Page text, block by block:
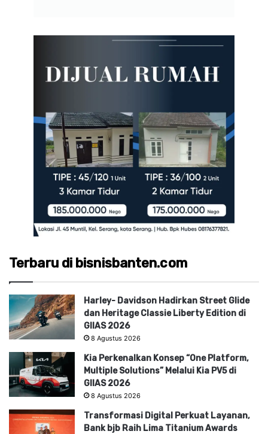
Terbaru di bisnisbanten.com
Harley- Davidson Hadirkan Street Glide
dan Heritage Classie Liberty Edition di
GIIAS 2026
8 Agustus 2026
Kia Perkenalkan Konsep “One Platform,
Multiple Solutions” Melalui Kia PV5 di
GIIAS 2026
8 Agustus 2026
Transformasi Digital Perkuat Layanan,
Bank bjb Raih Lima Titanium Awards